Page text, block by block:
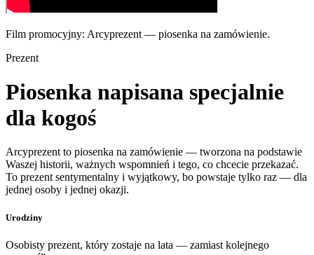
Film promocyjny: Arcyprezent — piosenka na zamówienie.
Prezent
Piosenka napisana specjalnie
dla kogoś
Arcyprezent to piosenka na zamówienie — tworzona na podstawie
Waszej historii, ważnych wspomnień i tego, co chcecie przekazać.
To prezent sentymentalny i wyjątkowy, bo powstaje tylko raz — dla
jednej osoby i jednej okazji.
Urodziny
Osobisty prezent, który zostaje na lata — zamiast kolejnego